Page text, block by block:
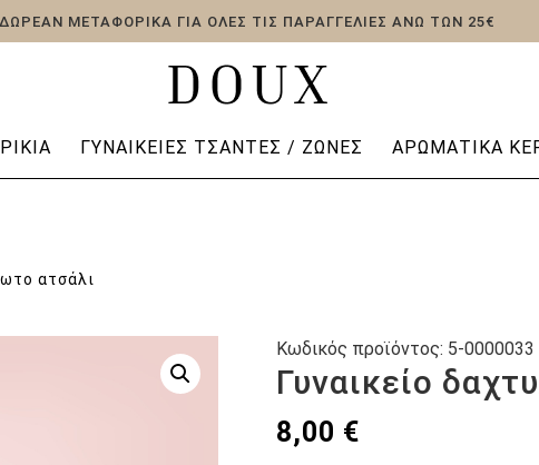
ΔΩΡΕΑΝ ΜΕΤΑΦΟΡΙΚΑ ΓΙΑ ΟΛΕΣ ΤΙΣ ΠΑΡΑΓΓΕΛΙΕΣ ΑΝΩ ΤΩΝ 25€
ΓΥΝΑΙΚΕΊΕΣ ΤΣΆΝΤΕΣ / ΖΏΝΕΣ ΑΡΩΜΑΤΙΚΆ
ατσάλι
Γυναικείο
8,00 €
Κωδικός προϊόντος: 5-0000033